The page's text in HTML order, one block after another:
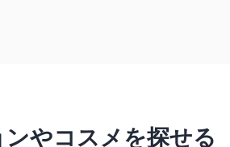
ンやコスメを探せ